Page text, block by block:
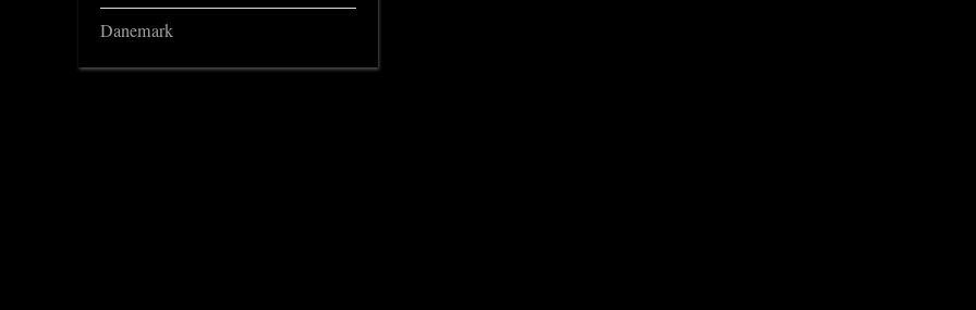
Danemark